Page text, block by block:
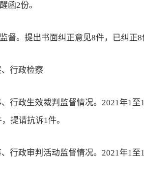
函2份。
。提出书面纠正意见8件，已纠正8
行政检察
政生效裁判监督情况。2021年1至
提请抗诉1件。
政审判活动监督情况。2021年1至